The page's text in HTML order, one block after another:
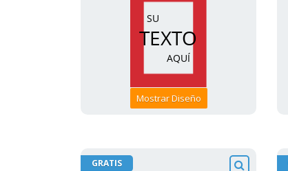
Mostrar Diseño
GRATIS